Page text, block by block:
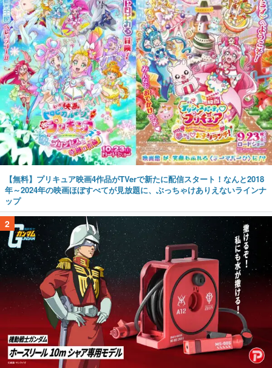
【無料】プリキュア映画4作品がTVerで新たに配信スタート！なんと2018
年～2024年の映画ほぼすべてが見放題に、ぶっちゃけありえないラインナ
ップ
2